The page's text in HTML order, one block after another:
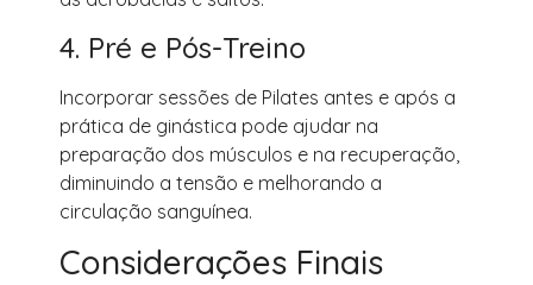
4. Pré e Pós-Treino
Incorporar sessões de Pilates antes e após a
prática de ginástica pode ajudar na
preparação dos músculos e na recuperação,
diminuindo a tensão e melhorando a
circulação sanguínea.
Considerações Finais